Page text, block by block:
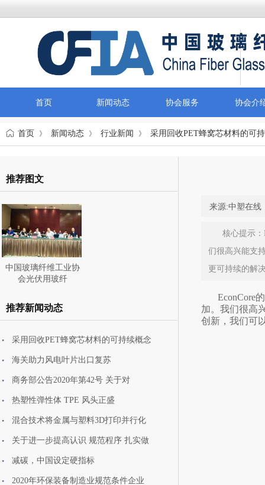
首页 新闻动态 协会服务 协会介
首页 》 新闻动态 》 行业新闻 》 采用回收PET蜂窝芯材料的可
来源:中塑在线
核心提示
们很高兴能支
更可持续的解
EconCore
加。我们很高
创新，我们可
推荐图文
中国玻璃纤维工业协
会光伏用玻纤
中国玻璃纤维工业协
推荐新闻动态
采用回收PET蜂窝芯材料的可持续概念
海关助力风电叶片出口复苏
商务部公告2020年第42号 关于对
热塑性弹性体 TPE 风头正盛
混合技术将金属与塑料3D打印并行化
关于进一步提高认识 规范程序 扎实做
减碳，中国设定硬指标
2020年环保装备制造业规范条件企业